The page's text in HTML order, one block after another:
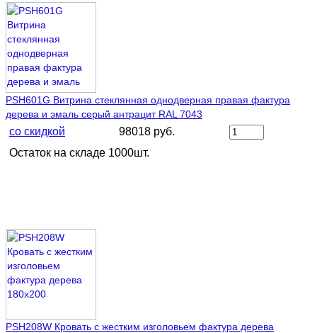
PSH601G Витрина стеклянная однодверная правая фактура
дерева и эмаль серый антрацит RAL 7043
со скидкой
98018 руб.
Остаток на складе 1000шт.
PSH208W Кровать с жестким изголовьем фактура дерева